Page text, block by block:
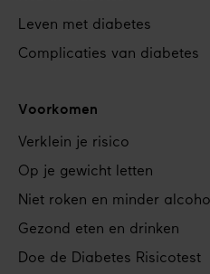
Leven met diabetes
Complicaties van diabetes
Voorkomen
Verklein je risico
Op je gewicht letten
Niet roken en minder
Gezond eten en drinken
Doe de Diabetes Risicotest